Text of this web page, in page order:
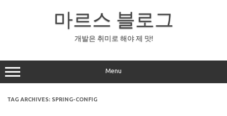
마르스 블로그
개발은 취미로 해야 제 맛!
Menu
TAG ARCHIVES: SPRING-CONFIG